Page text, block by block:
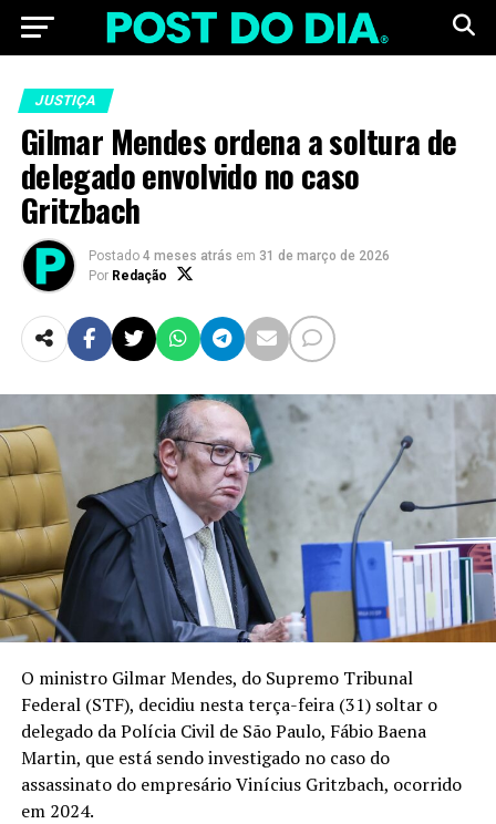
JUSTIÇA
Gilmar Mendes ordena a soltura de
delegado envolvido no caso
Gritzbach
Postado 4 meses atrás em 31 de março de 2026
Por Redação
O ministro Gilmar Mendes, do Supremo Tribunal
Federal (STF), decidiu nesta terça-feira (31) soltar o
delegado da Polícia Civil de São Paulo, Fábio Baena
Martin, que está sendo investigado no caso do
assassinato do empresário Vinícius Gritzbach, ocorrido
em 2024.